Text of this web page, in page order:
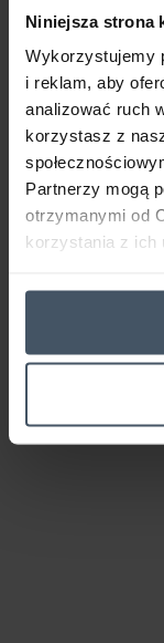
Niniejsza strona
Wykorzystujemy
i reklam, aby
analizować ruch
korzystasz z
Partnerzy mogą
otrzymanymi od
korzystania z ich